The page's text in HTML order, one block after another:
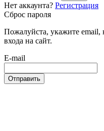
Нет аккаунта? Регистрация
Сброс пароля
Пожалуйста, укажите
входа на сайт.
E-mail
Отправить